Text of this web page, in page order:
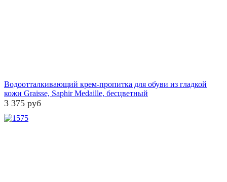
Водоотталкивающий крем-пропитка для обуви из гладкой
кожи Graisse, Saphir Medaille, бесцветный
3 375 руб